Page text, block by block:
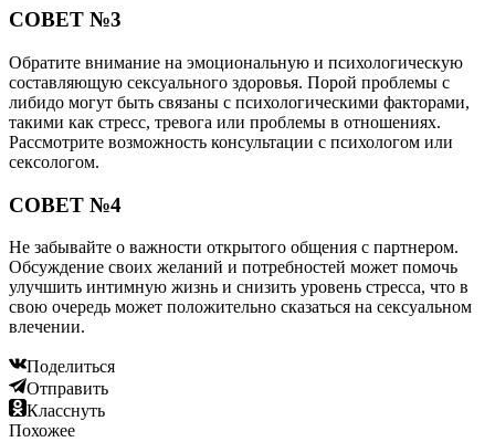
СОВЕТ №3
Обратите внимание на эмоциональную и психологическую
составляющую сексуального здоровья. Порой проблемы с
либидо могут быть связаны с психологическими факторами,
такими как стресс, тревога или проблемы в отношениях.
Рассмотрите возможность консультации с психологом или
сексологом.
СОВЕТ №4
Не забывайте о важности открытого общения с партнером.
Обсуждение своих желаний и потребностей может помочь
улучшить интимную жизнь и снизить уровень стресса, что в
свою очередь может положительно сказаться на сексуальном
влечении.
Поделиться
Отправить
Класснуть
Похожее